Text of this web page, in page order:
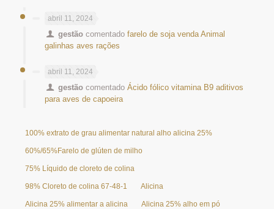
abril 11, 2024
gestão comentadofarelo de soja venda Animal
galinhas aves rações
abril 11, 2024
gestão comentadoÁcido fólico vitamina B9 aditivos
para aves de capoeira
100% extrato de grau alimentar natural alho alicina 25%
60%/65%Farelo de glúten de milho
75% Líquido de cloreto de colina
98% Cloreto de colina 67-48-1 Alicina
Alicina 25% alimentar a alicina Alicina 25% alho em pó